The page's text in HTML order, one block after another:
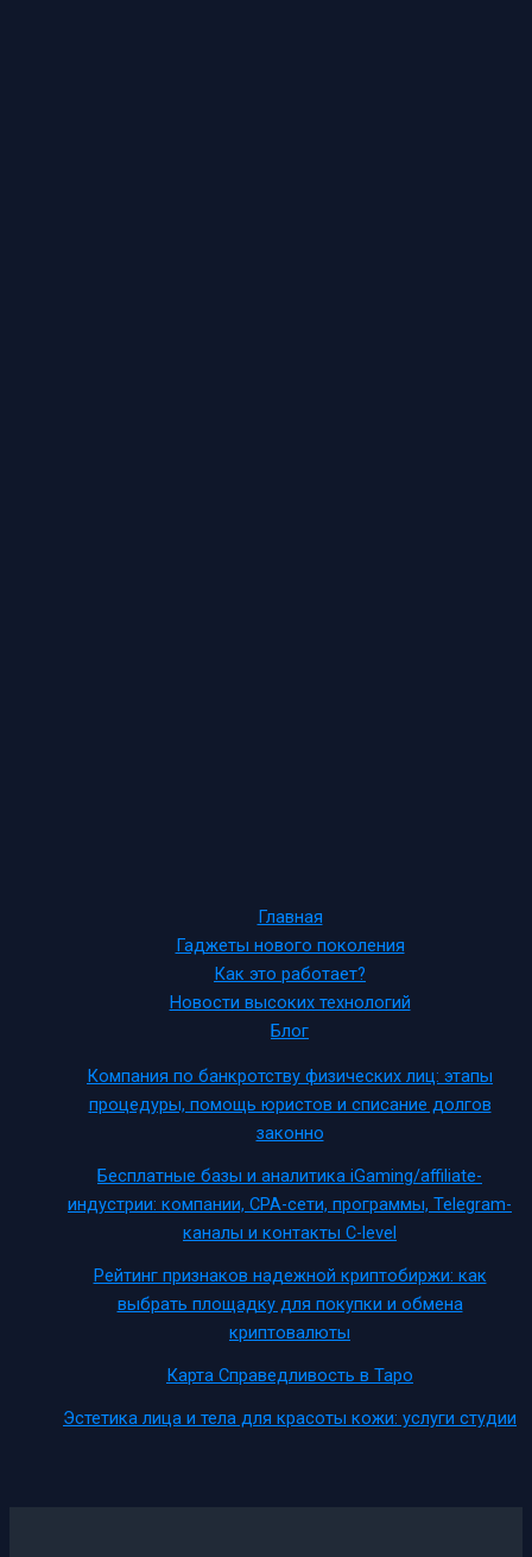
Главная
Гаджеты нового поколения
Как это работает?
Новости высоких технологий
Блог
Компания по банкротству физических лиц: этапы
процедуры, помощь юристов и списание долгов
законно
Бесплатные базы и аналитика iGaming/affiliate-
индустрии: компании, CPA-сети, программы, Telegram-
каналы и контакты C-level
Рейтинг признаков надежной криптобиржи: как
выбрать площадку для покупки и обмена
криптовалюты
Карта Справедливость в Таро
Эстетика лица и тела для красоты кожи: услуги студии